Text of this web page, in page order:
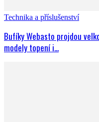
Technika a příslušenství
Bufíky Webasto projdou
modely topení i...